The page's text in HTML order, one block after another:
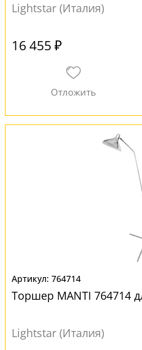
Lightstar (Италия)
16 455 ₽
764714
Торшер MANTI 764714
Lightstar (Италия)